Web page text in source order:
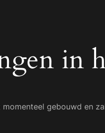
in
gebouwd en